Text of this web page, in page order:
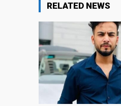
RELATED NEWS